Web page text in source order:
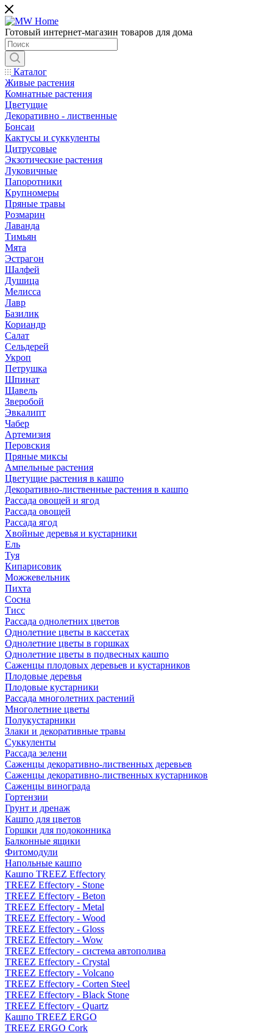
Готовый интернет-магазин товаров для дома
Каталог
Живые растения
Комнатные растения
Цветущие
Декоративно - лиственные
Бонсаи
Кактусы и суккуленты
Цитрусовые
Экзотические растения
Луковичные
Папоротники
Крупномеры
Пряные травы
Розмарин
Лаванда
Тимьян
Мята
Эстрагон
Шалфей
Душица
Мелисса
Лавр
Базилик
Кориандр
Салат
Сельдерей
Укроп
Петрушка
Шпинат
Щавель
Зверобой
Эвкалипт
Чабер
Артемизия
Перовския
Пряные миксы
Ампельные растения
Цветущие растения в кашпо
Декоративно-лиственные растения в кашпо
Рассада овощей и ягод
Рассада овощей
Рассада ягод
Хвойные деревья и кустарники
Ель
Туя
Кипарисовик
Можжевельник
Пихта
Сосна
Тисc
Рассада однолетних цветов
Однолетние цветы в кассетах
Однолетние цветы в горшках
Однолетние цветы в подвесных кашпо
Саженцы плодовых деревьев и кустарников
Плодовые деревья
Плодовые кустарники
Рассада многолетних растений
Многолетние цветы
Полукустарники
Злаки и декоративные травы
Суккуленты
Рассада зелени
Саженцы декоративно-лиственных деревьев
Саженцы декоративно-лиственных кустарников
Саженцы винограда
Гортензии
Грунт и дренаж
Кашпо для цветов
Горшки для подоконника
Балконные ящики
Фитомодули
Напольные кашпо
Кашпо TREEZ Effectory
TREEZ Effectory - Stone
TREEZ Effectory - Beton
TREEZ Effectory - Metal
TREEZ Effectory - Wood
TREEZ Effectory - Gloss
TREEZ Effectory - Wow
TREEZ Effectory - система автополива
TREEZ Effectory - Crystal
TREEZ Effectory - Volcano
TREEZ Effectory - Corten Steel
TREEZ Effectory - Black Stone
TREEZ Effectory - Quartz
Кашпо TREEZ ERGO
TREEZ ERGO Cork